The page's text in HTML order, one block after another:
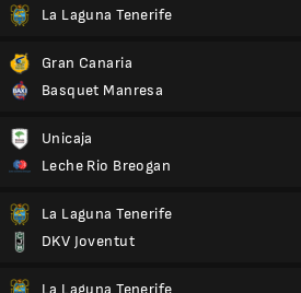
La Laguna Tenerife
Gran Canaria
Basquet Manresa
Unicaja
Leche Rio Breogan
La Laguna Tenerife
DKV Joventut
La Laguna Tenerife